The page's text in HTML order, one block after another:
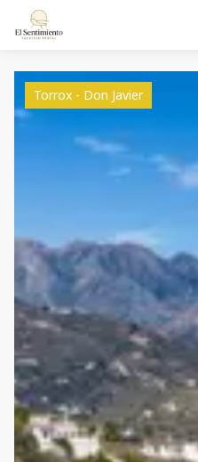
Torrox - Don Javier